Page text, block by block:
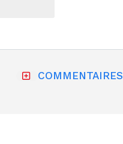
COMMENTAIRES